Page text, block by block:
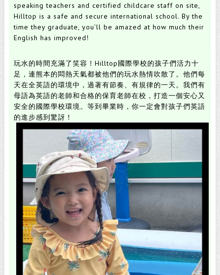
speaking teachers and certified childcare staff on site,
Hilltop is a safe and secure international school. By the
time they graduate, you’ll be amazed at how much their
English has improved!
玩水的時間充滿了笑容！ Hilltop國際學校的孩子們活力十
足，連熊本的悶熱天氣都被他們的玩水熱情吹散了。 他們每
天在全英語的環境中，過著有節奏、有規律的一天。 我們有
母語為英語的老師和合格的保育老師在校，打造一個安心又
安全的國際學校環境。 等到畢業時，你一定會對孩子們英語
的進步感到驚訝！